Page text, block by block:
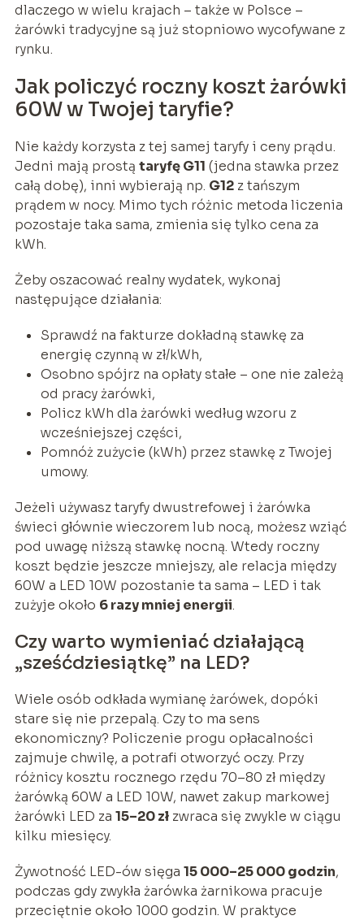
dlaczego w wielu krajach – także w Polsce –
żarówki tradycyjne są już stopniowo wycofywane z
rynku.
Jak policzyć roczny koszt żarówki
60W w Twojej taryfie?
Nie każdy korzysta z tej samej taryfy i ceny prądu.
Jedni mają prostą taryfę G11 (jedna stawka przez
całą dobę), inni wybierają np. G12z tańszym
prądem w nocy. Mimo tych różnic metoda liczenia
pozostaje taka sama, zmienia się tylko cena za
kWh.
Żeby oszacować realny wydatek, wykonaj
następujące działania:
Sprawdź na fakturze dokładną stawkę za
energię czynną w zł/kWh,
Osobno spójrz na opłaty stałe – one nie zależą
od pracy żarówki,
Policz kWh dla żarówki według wzoru z
wcześniejszej części,
Pomnóż zużycie (kWh) przez stawkę z Twojej
umowy.
Jeżeli używasz taryfy dwustrefowej i żarówka
świeci głównie wieczorem lub nocą, możesz wziąć
pod uwagę niższą stawkę nocną. Wtedy roczny
koszt będzie jeszcze mniejszy, ale relacja między
60W a LED 10W pozostanie ta sama – LED i tak
zużyje około 6 razy mniej energii.
Czy warto wymieniać działającą
„sześćdziesiątkę” na LED?
Wiele osób odkłada wymianę żarówek, dopóki
stare się nie przepalą. Czy to ma sens
ekonomiczny? Policzenie progu opłacalności
zajmuje chwilę, a potrafi otworzyć oczy. Przy
różnicy kosztu rocznego rzędu 70–80 zł między
żarówką 60W a LED 10W, nawet zakup markowej
żarówki LED za 15–20 złzwraca się zwykle w ciągu
kilku miesięcy.
Żywotność LED-ów sięga 15 000–25 000 godzin,
podczas gdy zwykła żarówka żarnikowa pracuje
przeciętnie około 1000 godzin. W praktyce